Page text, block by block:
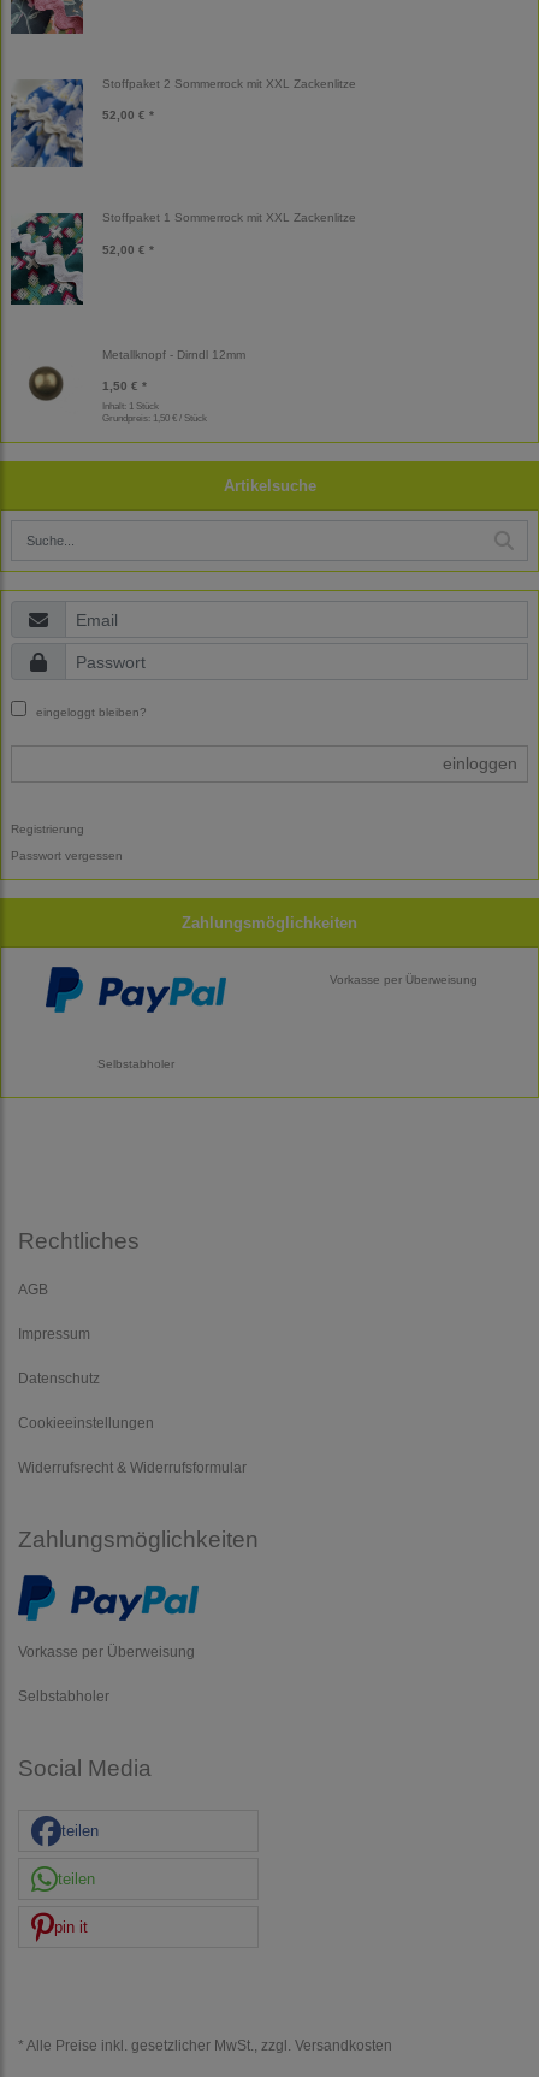
Stoffpaket 2 Sommerrock mit XXL Zackenlitze
52,00 € *
Stoffpaket 1 Sommerrock mit XXL Zackenlitze
52,00 € *
Metallknopf - Dirndl 12mm
1,50 € *
Inhalt: 1 Stück
Grundpreis: 1,50 € / Stück
Artikelsuche
eingeloggt bleiben?
einloggen
Registrierung
Passwort vergessen
Zahlungsmöglichkeiten
Vorkasse per Überweisung
Selbstabholer
Rechtliches
AGB
Impressum
Datenschutz
Cookieeinstellungen
Widerrufsrecht & Widerrufsformular
Zahlungsmöglichkeiten
Vorkasse per Überweisung
Selbstabholer
Social Media
teilen
teilen
pin it
* Alle Preise inkl. gesetzlicher MwSt., zzgl. Versandkosten